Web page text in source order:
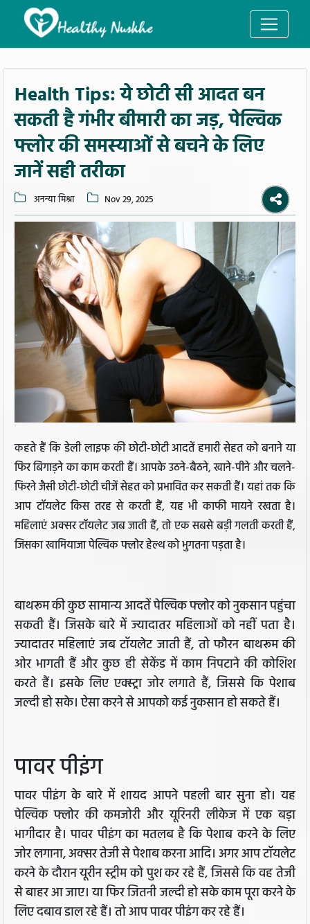
Health Tips: ये छोटी सी आदत बन
सकती है गंभीर बीमारी का जड़, पेल्विक
फ्लोर की समस्याओं से बचने के लिए
जानें सही तरीका
अनन्या मिश्रा Nov 29, 2025
कहते हैं कि डेली लाइफ की छोटी-छोटी आदतें हमारी सेहत को बनाने या
फिर बिगाड़ने का काम करती हैं। आपके उठने-बैठने, खाने-पीने और चलने-
फिरने जैसी छोटी-छोटी चीजें सेहत को प्रभावित कर सकती हैं। यहां तक कि
आप टॉयलेट किस तरह से करती हैं, यह भी काफी मायने रखता है।
महिलाएं अक्सर टॉयलेट जब जाती हैं, तो एक सबसे बड़ी गलती करती हैं,
जिसका खामियाजा पेल्विक फ्लोर हेल्थ को भुगतना पड़ता है।
बाथरूम की कुछ सामान्य आदतें पेल्विक फ्लोर को नुकसान पहुंचा
सकती हैं। जिसके बारे में ज्यादातर महिलाओं को नहीं पता है।
ज्यादातर महिलाएं जब टॉयलेट जाती हैं, तो फौरन बाथरूम की
ओर भागती हैं और कुछ ही सेकेंड में काम निपटाने की कोशिश
करते हैं। इसके लिए एक्स्ट्रा जोर लगाते हैं, जिससे कि पेशाब
जल्दी हो सके। ऐसा करने से आपको कई नुकसान हो सकते हैं।
पावर पीइंग
पावर पीइंग के बारे में शायद आपने पहली बार सुना हो। यह
पेल्विक फ्लोर की कमजोरी और यूरिनरी लीकेज में एक बड़ा
भागीदार है। पावर पीइंग का मतलब है कि पेशाब करने के लिए
जोर लगाना, अक्सर तेजी से पेशाब करना आदि। अगर आप टॉयलेट
करने के दौरान यूरीन स्ट्रीम को पुश कर रहे हैं, जिससे कि वह तेजी
से बाहर आ जाए। या फिर जितनी जल्दी हो सके काम पूरा करने के
लिए दबाव डाल रहे हैं। तो आप पावर पीइंग कर रहे हैं।